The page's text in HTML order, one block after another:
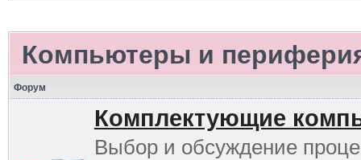
Компьютеры и
Форум
Комплектующие
Выбор и обсуждение